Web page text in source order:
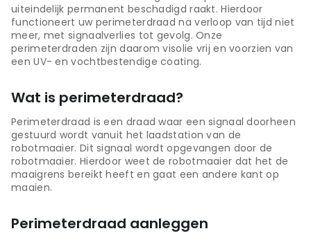
uiteindelijk permanent beschadigd raakt. Hierdoor
functioneert uw perimeterdraad na verloop van tijd niet
meer, met signaalverlies tot gevolg. Onze
perimeterdraden zijn daarom visolie vrij en voorzien van
een UV- en vochtbestendige coating.
Wat is perimeterdraad?
Perimeterdraad is een draad waar een signaal doorheen
gestuurd wordt vanuit het laadstation van de
robotmaaier. Dit signaal wordt opgevangen door de
robotmaaier. Hierdoor weet de robotmaaier dat het de
maaigrens bereikt heeft en gaat een andere kant op
maaien.
Perimeterdraad aanleggen